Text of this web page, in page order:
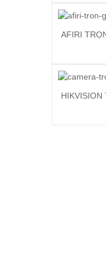
AFIRI
HIKVISION